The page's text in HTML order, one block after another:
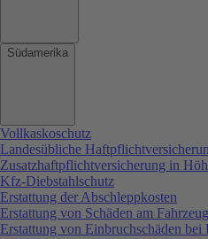
Südamerika
Vollkaskoschutz
Landesübliche
Zusatzhaftpflichtversicherung in
Kfz-Diebstahlschutz
Erstattung der Abschleppkosten
Erstattung von Schäden am Fahrzeug
Erstattung von Einbruchschäden bei